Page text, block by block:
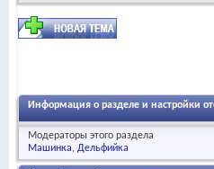
Информация о разделе и настройки
Модераторы этого раздела
Машинка Дельфийка